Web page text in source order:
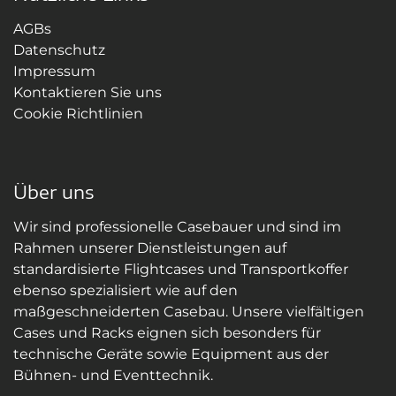
AGBs
Datenschutz
Impressum
Kontaktieren Sie uns
Cookie Richtlinien
Über uns
Wir sind professionelle Casebauer und sind im
Rahmen unserer Dienstleistungen auf
standardisierte Flightcases und Transportkoffer
ebenso spezialisiert wie auf den
maßgeschneiderten Casebau. Unsere vielfältigen
Cases und Racks eignen sich besonders für
technische Geräte sowie Equipment aus der
Bühnen- und Eventtechnik.